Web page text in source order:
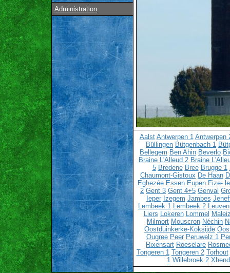
Administration
Aalst Antwerpen 1 Antwerpen
Büllingen Bütgenbach 1
Bellegem Ben Ahin Beverlo
Braine L'Alleud 2 Braine
5 Bredene Bree Brugge 1
Chaumont-Gistoux De Haan
Eghezée Essen Eupen Fize-
2 Gent 3 Gent 4+5 Genval
Ieper Izegem Jambes
Lembeek 1 Lembeek 2 Leuven
Liers Lokeren Lommel
Milmort Mouscron Néchin
Oostduinkerke-Koksijde
Ougree Peer Peruwelz 1
Rixensart Roeselare
Tongeren 1 Tongeren 2 Torhout
1 Willebroek 2